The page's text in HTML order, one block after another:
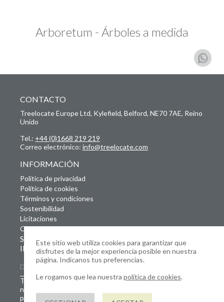
Arboretum - Árboles a medida
CONTACTO
Treelocate Europe Ltd, Kylefield, Belford, NE70 7AE, Reino
Unido
Tel.: +44 (0)1668 219 219
Correo electrónico: info@treelocate.com
INFORMACIÓN
Política de privacidad
Política de cookies
Términos y condiciones
Sostenibilidad
Licitaciones
Ofertas de empleo
SUSCRÍBETE A NUESTRO BOLETÍN
INFORMATIVO
Tus datos se almacenarán y tratarán de conformidad con
nuestra Política de privacidad. Este sitio web está
protegido por reCAPTCHA y se aplican la
Este sitio web utiliza cookies para garantizar que
disfrutes de la mejor experiencia posible en nuestra
página. Indícanos tus preferencias.
Le rogamos que lea nuestra política de cookies.